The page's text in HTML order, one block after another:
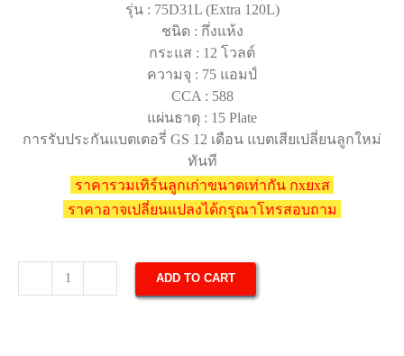
รุ่น : 75D31L (Extra 120L)
ชนิด : กึ่งแห้ง
กระแส : 12 โวลต์
ความจุ : 75 แอมป์
CCA : 588
แผ่นธาตุ : 15 Plate
การรับประกันแบตเตอรี่ GS 12 เดือน แบตเสียเปลี่ยนลูกใหม่
ทันที
ราคารวมเทิร์นลูกเก่าขนาดเท่ากัน กxยxส
ราคาอาจเปลี่ยนแปลงได้กรุณาโทรสอบถาม
ADD TO CART